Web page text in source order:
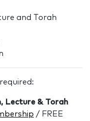
and Torah
Lecture & Torah
/ FREE